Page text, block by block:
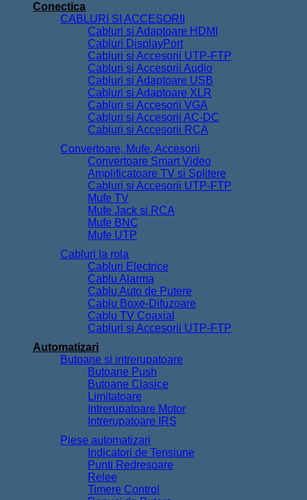
Conectica
CABLURI SI ACCESORII
Cabluri si Adaptoare HDMI
Cabluri DisplayPort
Cabluri si Accesorii UTP-FTP
Cabluri si Accesorii Audio
Cabluri si Adaptoare USB
Cabluri si Adaptoare XLR
Cabluri si Accesorii VGA
Cabluri si Accesorii AC-DC
Cabluri si Accesorii RCA
Convertoare, Mufe, Accesorii
Convertoare Smart Video
Amplificatoare TV si Splitere
Cabluri si Accesorii UTP-FTP
Mufe TV
Mufe Jack si RCA
Mufe BNC
Mufe UTP
Cabluri la rola
Cabluri Electrice
Cablu Alarma
Cablu Auto de Putere
Cablu Boxe-Difuzoare
Cablu TV Coaxial
Cabluri si Accesorii UTP-FTP
Automatizari
Butoane si intrerupatoare
Butoane Push
Butoane Clasice
Limitatoare
Intrerupatoare Motor
Intrerupatoare IRS
Piese automatizari
Indicatori de Tensiune
Punti Redresoare
Relee
Timere Control